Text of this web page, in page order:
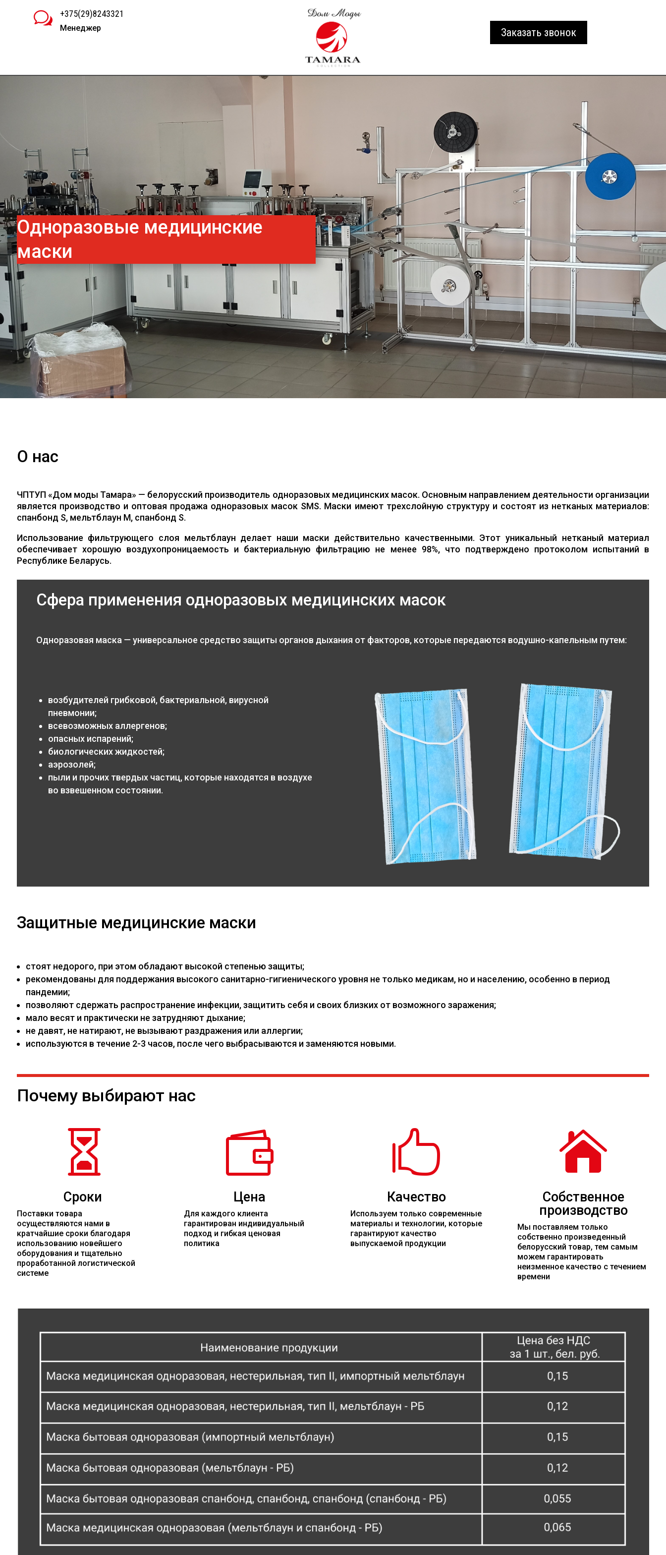
w +375(29)8243321
Менеджер Заказать звонок
Одноразовые медицинские
маски
О нас
ЧПТУП «Дом моды Тамара» — белорусский производитель одноразовых медицинских масок. Основным направлением деятельности организации
является производство и оптовая продажа одноразовых масок SMS. Маски имеют трехслойную структуру и состоят из нетканых материалов:
спанбонд S, мельтблаун M, спанбонд S.
Использование фильтрующего слоя мельтблаун делает наши маски действительно качественными. Этот уникальный нетканый материал
обеспечивает хорошую воздухопроницаемость и бактериальную фильтрацию не менее 98%, что подтверждено протоколом испытаний в
Республике Беларусь.
Сфера применения одноразовых медицинских масок
Одноразовая маска — универсальное средство защиты органов дыхания от факторов, которые передаются водушно-капельным путем:
возбудителей грибковой, бактериальной, вирусной
пневмонии;
всевозможных аллергенов;
опасных испарений;
биологических жидкостей;
аэрозолей;
пыли и прочих твердых частиц, которые находятся в воздухе
во взвешенном состоянии.
Защитные медицинские маски
стоят недорого, при этом обладают высокой степенью защиты;
рекомендованы для поддержания высокого санитарно-гигиенического уровня не только медикам, но и населению, особенно в период
пандемии;
позволяют сдержать распространение инфекции, защитить себя и своих близких от возможного заражения;
мало весят и практически не затрудняют дыхание;
не давят, не натирают, не вызывают раздражения или аллергии;
используются в течение 2-3 часов, после чего выбрасываются и заменяются новыми.
Почему выбирают нас

Сроки
Поставки товара
осуществляются нами в
кратчайшие сроки благодаря
использованию новейшего
оборудования и тщательно
проработанной логистической
системе

Цена
Для каждого клиента
гарантирован индивидуальный
подход и гибкая ценовая
политика

Качество
Используем только современные
материалы и технологии, которые
гарантируют качество
выпускаемой продукции

Собственное
производство
Мы поставляем только
собственно произведенный
белорусский товар, тем самым
можем гарантировать
неизменное качество с течением
времени